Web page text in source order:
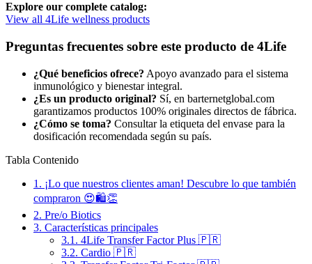
Explore our complete catalog:
View all 4Life wellness products
Preguntas frecuentes sobre este producto de 4Life
¿Qué beneficios ofrece? Apoyo avanzado para el sistema
inmunológico y bienestar integral.
¿Es un producto original? Sí, en barternetglobal.com
garantizamos productos 100% originales directos de fábrica.
¿Cómo se toma? Consultar la etiqueta del envase para la
dosificación recomendada según su país.
Tabla Contenido
1. ¡Lo que nuestros clientes aman! Descubre lo que también
compraron 😍🛍️👏
2. Pre/o Biotics
3. Características principales
3.1. 4Life Transfer Factor Plus 🇵🇷
3.2. Cardio 🇵🇷